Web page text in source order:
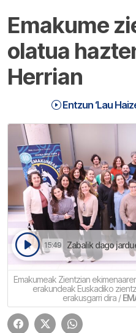
Emakume
olatua
Herrian
Entzun ‘Lau
15:49 Zabalik dago jardueretan izena
Emakumeak Zientzian
erakundeak Euskadiko
erakusgarri dira /